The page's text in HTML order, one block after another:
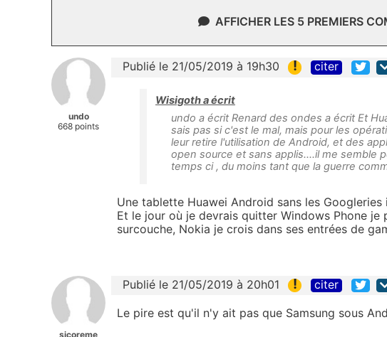
AFFICHER LES 5 PREMIERS
undo
668 points
Publié le 21/05/2019 à 19h30 ! citer
Wisigoth a écrit
undo a écrit Renard des ondes a écrit Et
sais pas si c'est le mal, mais pour les
leur retire l'utilisation de Android, et des
open source et sans applis....il me semble
temps ci , du moins tant que la guerre
Une tablette Huawei Android sans les
Et le jour où je devrais quitter Windows Phone je
surcouche, Nokia je crois dans ses entrées de
sicoreme
Publié le 21/05/2019 à 20h01 ! citer
Le pire est qu'il n'y ait pas que Samsung sous